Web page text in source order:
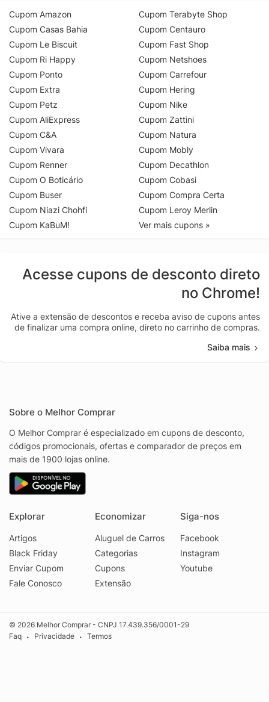
Cupom Amazon
Cupom Casas Bahia
Cupom Le Biscuit
Cupom Ri Happy
Cupom Ponto
Cupom Extra
Cupom Petz
Cupom AliExpress
Cupom C&A
Cupom Vivara
Cupom Renner
Cupom O Boticário
Cupom Buser
Cupom Niazi Chohfi
Cupom KaBuM!
Cupom Terabyte Shop
Cupom Centauro
Cupom Fast Shop
Cupom Netshoes
Cupom Carrefour
Cupom Hering
Cupom Nike
Cupom Zattini
Cupom Natura
Cupom Mobly
Cupom Decathlon
Cupom Cobasi
Cupom Compra Certa
Cupom Leroy Merlin
Ver mais cupons »
Acesse cupons de desconto direto
no Chrome!
Ative a extensão de descontos e receba aviso de cupons antes
de finalizar uma compra online, direto no carrinho de compras.
Saiba mais
Sobre o Melhor Comprar
O Melhor Comprar é especializado em cupons de desconto,
códigos promocionais, ofertas e comparador de preços em
mais de 1900 lojas online.
Explorar
Artigos
Black Friday
Enviar Cupom
Fale Conosco
Economizar
Aluguel de Carros
Categorias
Cupons
Extensão
Siga-nos
Facebook
Instagram
Youtube
© 2026 Melhor Comprar - CNPJ 17.439.356/0001-29
Faq
• Privacidade • Termos